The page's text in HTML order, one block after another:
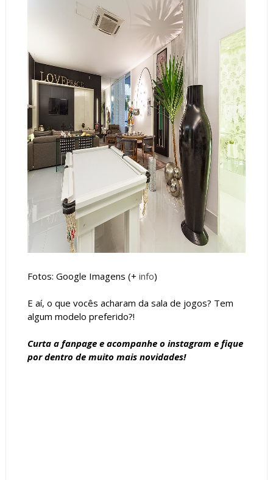
Fotos: Google Imagens (+ info)
E aí, o que vocês acharam da sala de jogos? Tem
algum modelo preferido?!
Curta a fanpagee acompanhe o instagram e fique
por dentro de muito mais novidades!